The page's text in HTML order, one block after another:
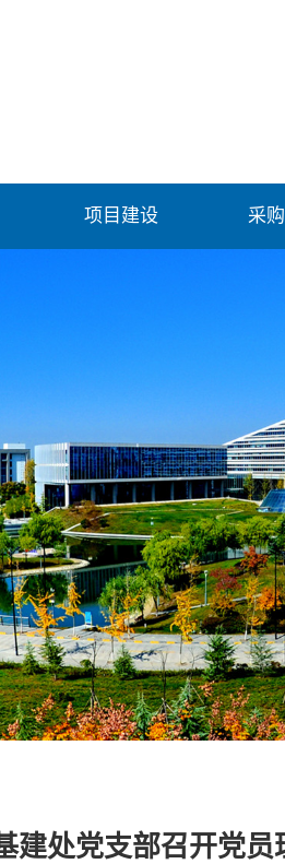
项目建设 采
建处党支部召开党员